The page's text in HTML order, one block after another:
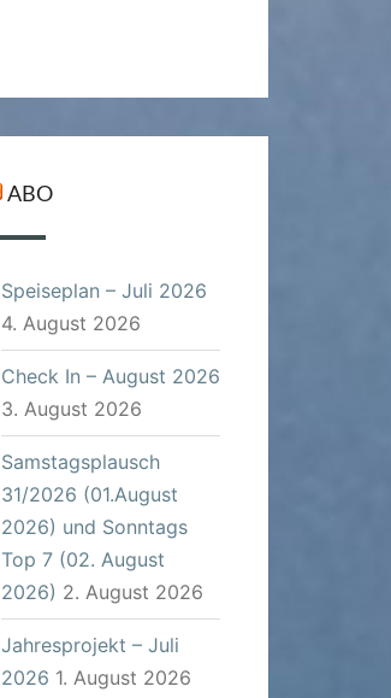
ABO
Speiseplan – Juli 2026
4. August 2026
Check In – August 2026
3. August 2026
Samstagsplausch
31/2026 (01.August
2026) und Sonntags
Top 7 (02. August
2026) 2. August 2026
Jahresprojekt – Juli
2026 1. August 2026